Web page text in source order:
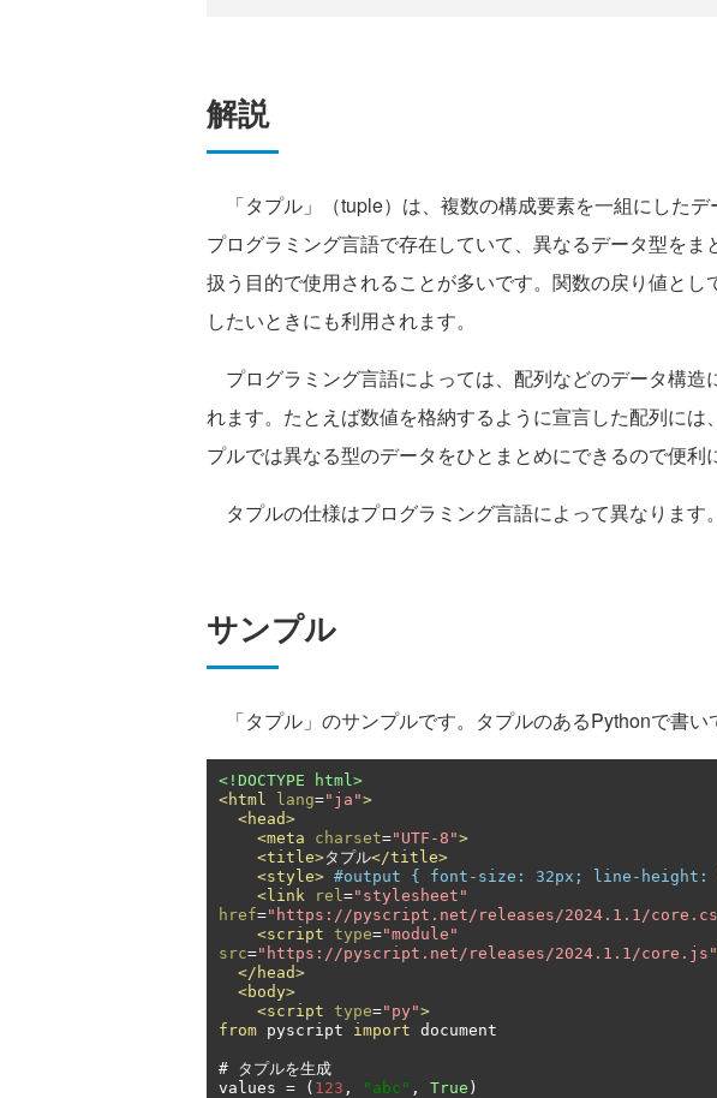
解説
「タプル」（tuple）は、複数の構成要素を一組にした
プログラミング言語で存在していて、異なるデータ型をま
扱う目的で使用されることが多いです。関数の戻り値とし
したいときにも利用されます。
プログラミング言語によっては、配列などのデータ構造
れます。たとえば数値を格納するように宣言した配列には
プルでは異なる型のデータをひとまとめにできるので便利
タプルの仕様はプログラミング言語によって異なります。
サンプル
「タプル」のサンプルです。タプルのあるPythonで書い
<!DOCTYPE html>
<html
lang="ja">
<head>
<meta
charset="UTF-8">
<title>タプル</title>
<style> #output { font-size: 32px; line-
<link
rel="stylesheet"
href="https://pyscript.net/releases/2024.1.1/
<script type="module"
src="https://pyscript.net/releases/2024.1.1/core.js"
</head>
<body>
<script type="py">
from pyscript import document
# タプルを生成
values = ( 123 , "abc" , True )